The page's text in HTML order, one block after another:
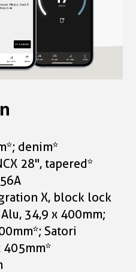
denim*
28", tapered*
X, block lock
34,9 x 400mm;
Satori
405mm*